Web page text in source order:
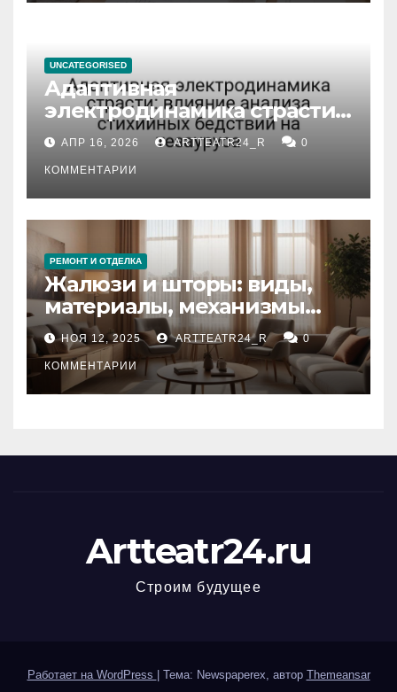
UNCATEGORISED
Адаптивная
электродинамика страсти:
влияние анализа
стихийных бедствий на
тезауруса
АПР 16, 2026 ARTTEATR24_R 0
КОММЕНТАРИИ
РЕМОНТ И ОТДЕЛКА
Жалюзи и шторы: виды,
материалы, механизмы
управления и уход
НОЯ 12, 2025 ARTTEATR24_R 0
КОММЕНТАРИИ
Artteatr24.ru
Строим будущее
Работает на WordPress Тема: Newspaperex, автор Themeansar